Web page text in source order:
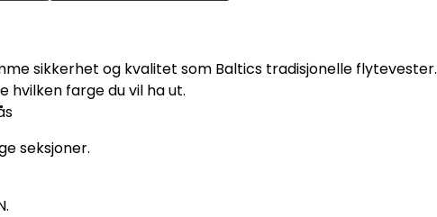
sikkerhet og kvalitet som Baltics tradisjonelle flytevester.
hvilken farge du vil ha ut.
seksjoner.